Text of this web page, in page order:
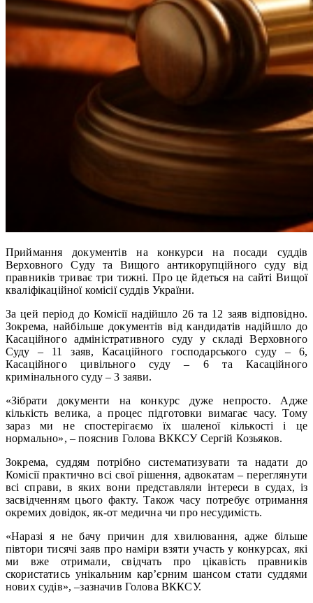
Приймання документів на конкурси на посади суддів
Верховного Суду та Вищого антикорупційного суду від
правників триває три тижні. Про це йдеться на сайті Вищої
кваліфікаційної комісії суддів України.
За цей період до Комісії надійшло 26 та 12 заяв відповідно.
Зокрема, найбільше документів від кандидатів надійшло до
Касаційного адміністративного суду у складі Верховного
Суду – 11 заяв, Касаційного господарського суду – 6,
Касаційного цивільного суду – 6 та Касаційного
кримінального суду – 3 заяви.
«Зібрати документи на конкурс дуже непросто. Адже
кількість велика, а процес підготовки вимагає часу. Тому
зараз ми не спостерігаємо їх шаленої кількості і це
нормально», – пояснив Голова ВККСУ Сергій Козьяков.
Зокрема, суддям потрібно систематизувати та надати до
Комісії практично всі свої рішення, адвокатам – переглянути
всі справи, в яких вони представляли інтереси в судах, із
засвідченням цього факту. Також часу потребує отримання
окремих довідок, як-от медична чи про несудимість.
«Наразі я не бачу причин для хвилювання, адже більше
півтори тисячі заяв про наміри взяти участь у конкурсах, які
ми вже отримали, свідчать про цікавість правників
скористатись унікальним кар’єрним шансом стати суддями
нових судів», –зазначив Голова ВККСУ.